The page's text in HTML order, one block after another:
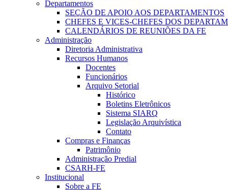
Departamentos
SEÇÃO DE APOIO AOS DEPARTAMENTOS
CHEFES E VICES-CHEFES DOS
CALENDÁRIOS DE REUNIÕES DA FE
Administração
Diretoria Administrativa
Recursos Humanos
Docentes
Funcionários
Arquivo Setorial
Histórico
Boletins Eletrônicos
Sistema SIARQ
Legislação Arquivística
Contato
Compras e Finanças
Patrimônio
Administração Predial
CSARH-FE
Institucional
Sobre a FE